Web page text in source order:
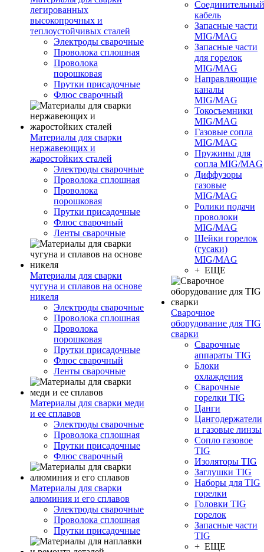
легированных
высокопрочных и
теплоустойчивых сталей
Электроды сварочные
Проволока сплошная
Проволока
порошковая
Прутки присадочные
Флюс сварочный
Материалы для сварки
нержавеющих и
жаростойких сталей
Электроды сварочные
Проволока сплошная
Проволока
порошковая
Прутки присадочные
Флюс сварочный
Ленты сварочные
Материалы для сварки
чугуна и сплавов на основе
никеля
Электроды сварочные
Проволока сплошная
Проволока
порошковая
Прутки присадочные
Флюс сварочный
Ленты сварочные
Материалы для сварки меди
и ее сплавов
Электроды сварочные
Проволока сплошная
Прутки присадочные
Флюс сварочный
Материалы для сварки
алюминия и его сплавов
Электроды сварочные
Проволока сплошная
Прутки присадочные
Соединительный
кабель
Запасные части
MIG/MAG
Запасные части
для горелок
MIG/MAG
Направляющие
каналы
MIG/MAG
Токосъемники
MIG/MAG
Газовые сопла
MIG/MAG
Пружины для
сопла MIG/MAG
Диффузоры
газовые
MIG/MAG
Ролики подачи
проволоки
MIG/MAG
Шейки горелок
(гусаки)
MIG/MAG
+ ЕЩЕ
Сварочное
оборудование для TIG
сварки
Сварочные
аппараты TIG
Блоки
охлаждения
Сварочные
горелки TIG
Цанги
Цангодержатели
и газовые линзы
Сопло газовое
TIG
Изоляторы TIG
Заглушки TIG
Наборы для TIG
горелки
Головки TIG
горелок
Запасные части
TIG
+ ЕЩЕ